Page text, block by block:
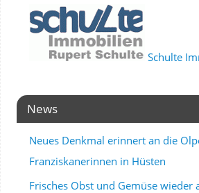
Schulte
News
Neues Denkmal erinnert an die
Franziskanerinnen in Hüsten
Frisches Obst und Gemüse wieder